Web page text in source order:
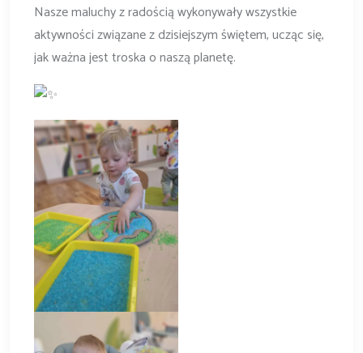
Nasze maluchy z radością wykonywały wszystkie
aktywności związane z dzisiejszym świętem, ucząc się,
jak ważna jest troska o naszą planetę.